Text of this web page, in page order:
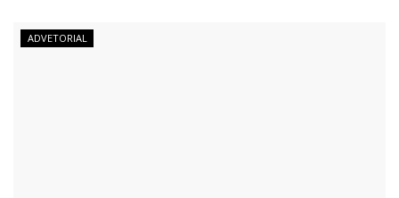
ADVETORIAL